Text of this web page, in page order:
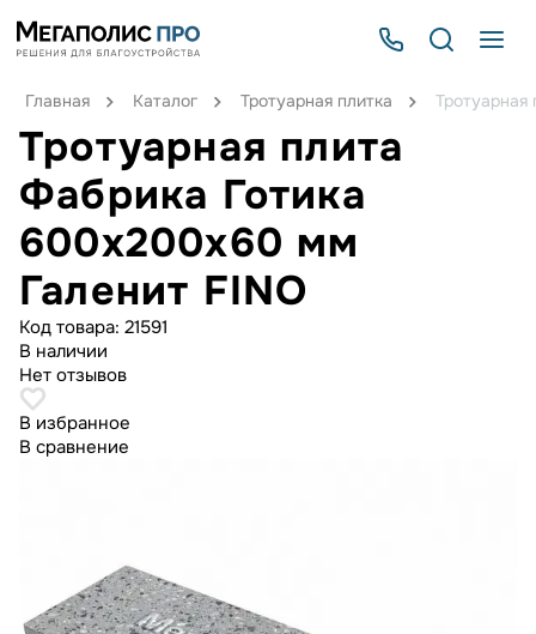
Главная Каталог Тротуарная плитка
Тротуарная плита
Фабрика Готика
600х200х60 мм
Галенит FINO
Код товара: 21591
В наличии
Нет отзывов
В избранное
В сравнение